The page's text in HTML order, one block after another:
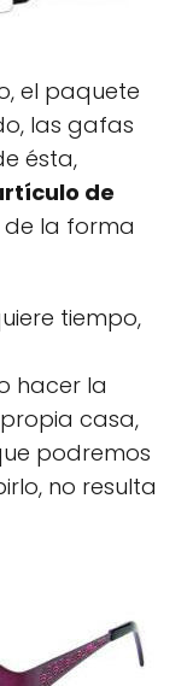
el paquete
las gafas
ésta,
de
la forma
tiempo,
hacer la
casa,
podremos
no resulta